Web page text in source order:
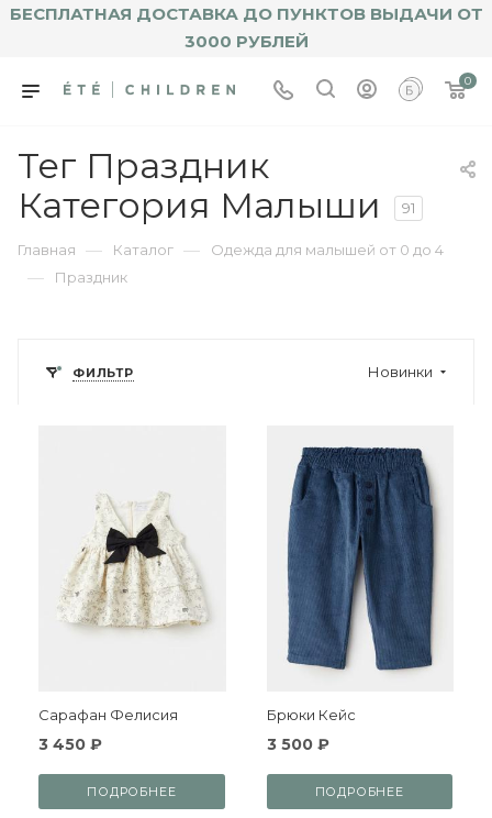
БЕСПЛАТНАЯ ДОСТАВКА ДО ПУНКТОВ ВЫДАЧИ ОТ
3000 РУБЛЕЙ
0
Тег Праздник
Категория Малыши
91
Главная — Каталог — Одежда для малышей от 0 до 4
— Праздник
ФИЛЬТР Новинки
Сарафан Фелисия
3 450 ₽
ПОДРОБНЕЕ
Брюки Кейс
3 500 ₽
ПОДРОБНЕЕ